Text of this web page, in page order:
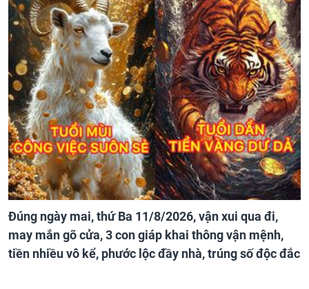
Đúng ngày mai, thứ Ba 11/8/2026, vận xui qua đi,
may mắn gõ cửa, 3 con giáp khai thông vận mệnh,
tiền nhiều vô kể, phước lộc đầy nhà, trúng số độc đắc